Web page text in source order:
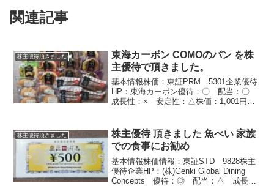
関連記事
株主優待頂きました
東海カーボン COMOのパン を株
主優待で頂きました。
基本情報株価：東証PRM 5301企業優待
HP：東海カーボン優待：〇 配当：〇
成長性：× 安定性：△株価：1,001円
－ 1年以上：2,000円
相...
株主優待頂きました
株主優待 頂きました 魚べい 家族
での食事にお勧め
基本情報株価情報：東証STD 9828株主
優待企業HP：(株)Genki Global Dining
Concepts 優待：◎ 配当：△ 成長